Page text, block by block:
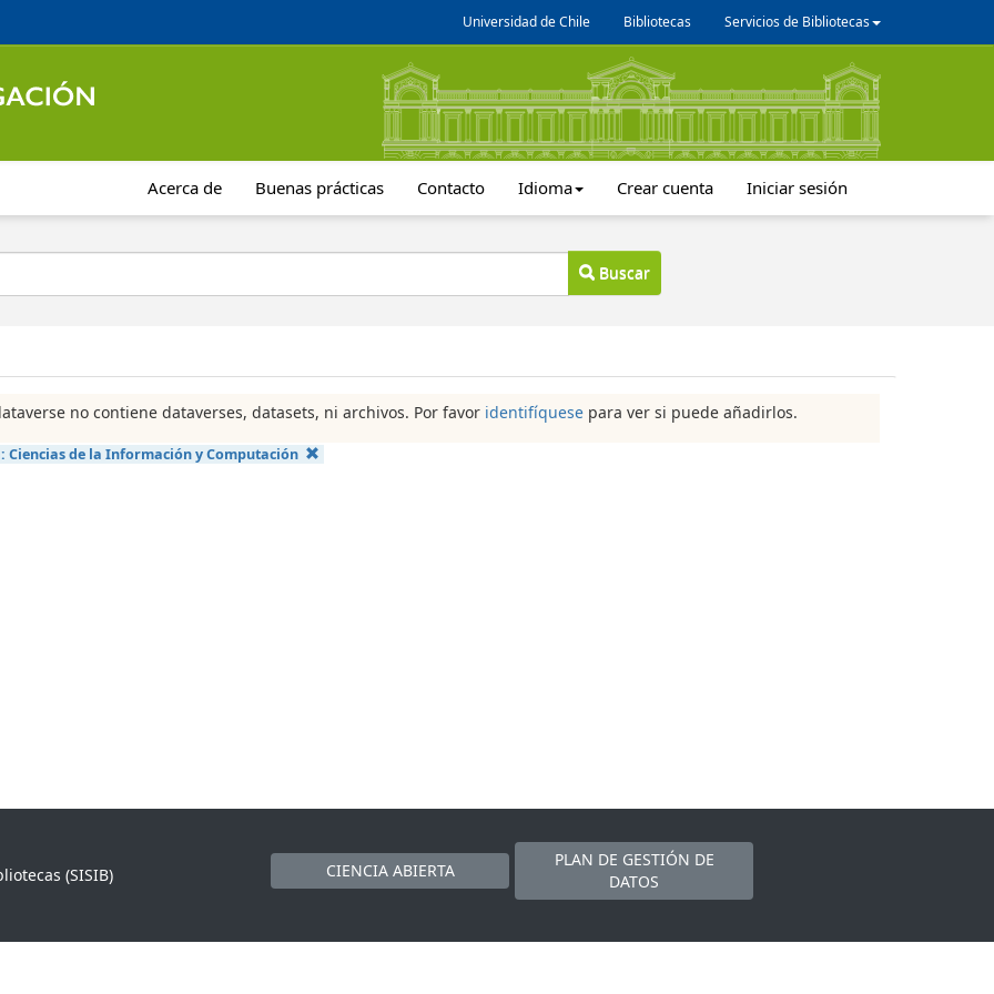
Universidad de Chile Bibliotecas Servicios de Bibliotecas
Acerca de Buenas prácticas Contacto Idioma Crear cuenta Iniciar sesión
Buscar
no contiene dataverses, datasets, ni archivos. Por favor identifíquese para ver si puede añadirlos.
Ciencias de la Información y Computación
(SISIB)
CIENCIA ABIERTA
PLAN DE GESTIÓN DE
DATOS